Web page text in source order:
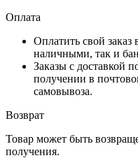
Оплата
Оплатить свой
наличными, так и
Заказы с доставкой
получении в
самовывоза.
Возврат
Товар может быть
получения.